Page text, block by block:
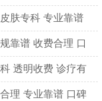
肤专科 专业靠谱
靠谱 收费合理 口
透明收费 诊疗有
理 专业靠谱 口碑